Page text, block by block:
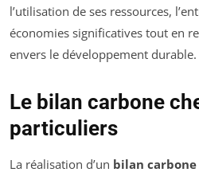
l’utilisation de ses ressources,
économies significatives tout en
envers le développement durable.
Le bilan carbone
particuliers
La réalisation d’un bilan carbone